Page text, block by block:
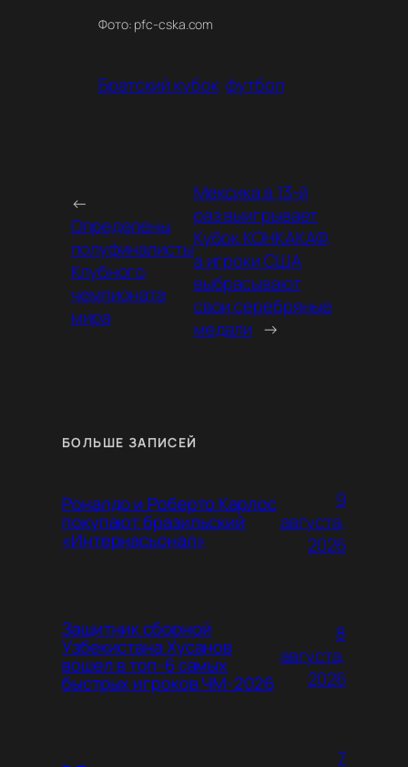
Фото: pfc-cska.com
Братский кубок футбол
←
Определены
полуфиналисты
Клубного
чемпионата
мира
Мексика в 13-й
раз выигрывает
Кубок КОНКАКАФ,
а игроки США
выбрасывают
свои серебряные
медали →
БОЛЬШЕ ЗАПИСЕЙ
Роналдо и Роберто Карлос
покупают бразильский
«Интернасьонал»
9
августа,
2026
Защитник сборной
Узбекистана Хусанов
вошел в топ-6 самых
быстрых игроков ЧМ-2026
8
августа,
2026
7